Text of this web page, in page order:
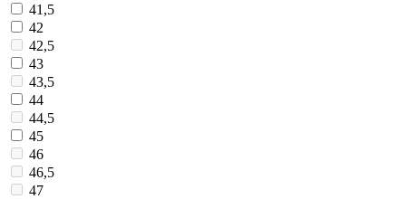
41,5
42
42,5
43
43,5
44
44,5
45
46
46,5
47